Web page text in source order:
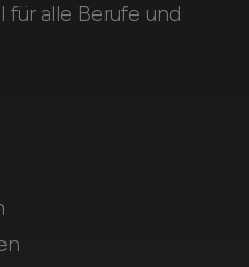
für alle Berufe und